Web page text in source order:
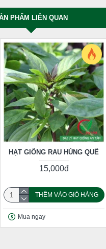
PHẨM LIÊN QUAN
HẠT GIỐNG RAU HÚNG QUẾ
15,000đ
THÊM VÀO GIỎ HÀNG
Mua ngay